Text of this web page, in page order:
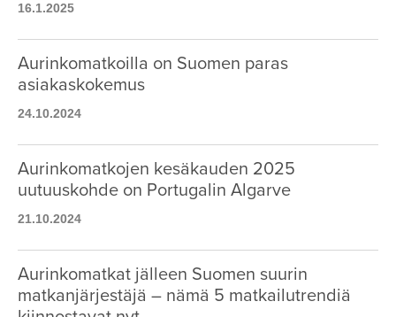
16.1.2025
Aurinkomatkoilla on Suomen paras
asiakaskokemus
24.10.2024
Aurinkomatkojen kesäkauden 2025
uutuuskohde on Portugalin Algarve
21.10.2024
Aurinkomatkat jälleen Suomen suurin
matkanjärjestäjä – nämä 5 matkailutrendiä